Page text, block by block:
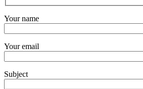
Your name
Your email
Subject